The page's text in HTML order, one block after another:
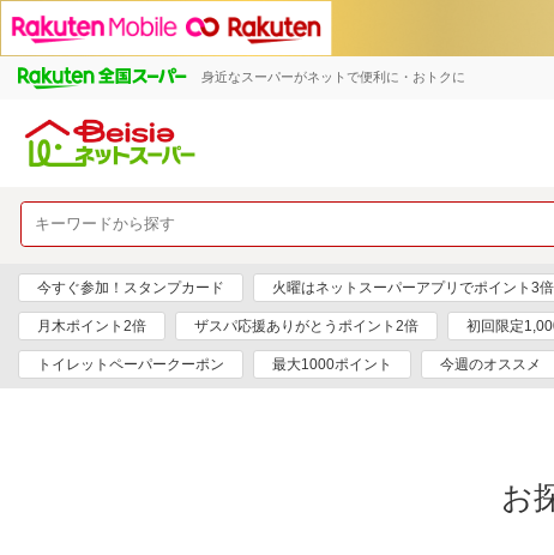
身近なスーパーがネットで便利に・おトクに
今すぐ参加！スタンプカード 火曜はネットスーパーアプリでポイント3倍
月木ポイント2倍 ザスパ応援ありがとうポイント2倍 初回限定
トイレットペーパークーポン 最大1000ポイント 今週のオススメ
お